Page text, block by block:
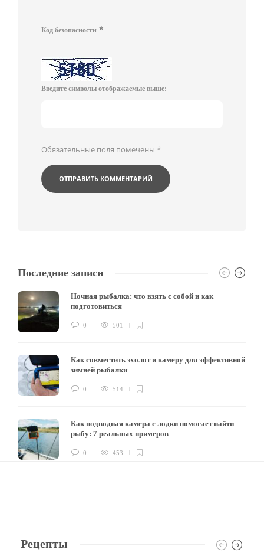
Код безопасности *
Введите символы отображаемые выше:
Обязательные поля помечены *
Последние записи
Ночная рыбалка: что взять с собой и как
подготовиться
0 501
Как совместить эхолот и камеру для эффективной
зимней рыбалки
0 514
Как подводная камера с лодки помогает найти
рыбу: 7 реальных примеров
0 453
Рецепты